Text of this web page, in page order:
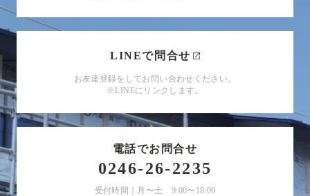
LINEで問合せ
お友達登録をしてお問い合わせください。
※LINEにリンクします。
電話でお問合せ
0246-26-2235
受付時間｜月〜土 9:00〜18:00